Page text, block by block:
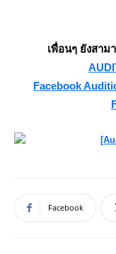
เพื่อนๆ ยังสาม
Facebook
Facebook